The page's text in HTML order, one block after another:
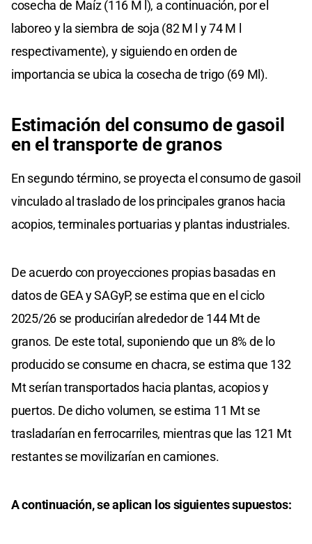
cosecha de Maíz (116 M l), a continuación, por el
laboreo y la siembra de soja (82 M l y 74 M l
respectivamente), y siguiendo en orden de
importancia se ubica la cosecha de trigo (69 Ml).
Estimación del consumo de gasoil
en el transporte de granos
En segundo término, se proyecta el consumo de gasoil
vinculado al traslado de los principales granos hacia
acopios, terminales portuarias y plantas industriales.
De acuerdo con proyecciones propias basadas en
datos de GEA y SAGyP, se estima que en el ciclo
2025/26 se producirían alrededor de 144 Mt de
granos. De este total, suponiendo que un 8% de lo
producido se consume en chacra, se estima que 132
Mt serían transportados hacia plantas, acopios y
puertos. De dicho volumen, se estima 11 Mt se
trasladarían en ferrocarriles, mientras que las 121 Mt
restantes se movilizarían en camiones.
A continuación, se aplican los siguientes supuestos: